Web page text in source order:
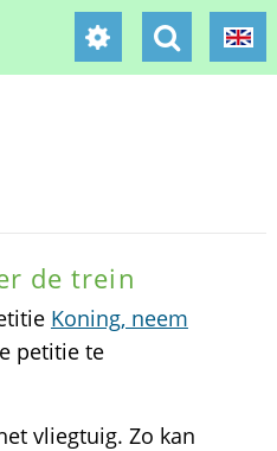
de trein
Koning, neem
petitie te
vliegtuig. Zo kan